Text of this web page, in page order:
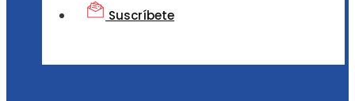
Suscríbete